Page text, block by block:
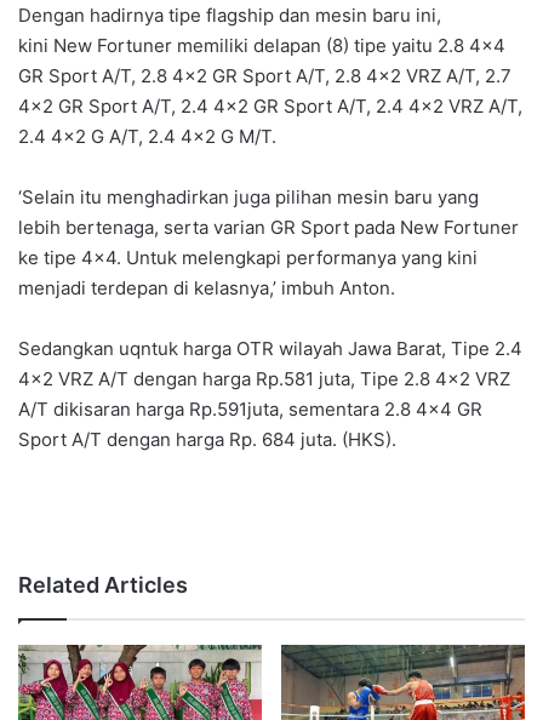
Dengan hadirnya tipe flagship dan mesin baru ini,
kini New Fortuner memiliki delapan (8) tipe yaitu 2.8 4×4
GR Sport A/T, 2.8 4×2 GR Sport A/T, 2.8 4×2 VRZ A/T, 2.7
4×2 GR Sport A/T, 2.4 4×2 GR Sport A/T, 2.4 4×2 VRZ A/T,
2.4 4×2 G A/T, 2.4 4×2 G M/T.
‘Selain itu menghadirkan juga pilihan mesin baru yang
lebih bertenaga, serta varian GR Sport pada New Fortuner
ke tipe 4×4. Untuk melengkapi performanya yang kini
menjadi terdepan di kelasnya,’ imbuh Anton.
Sedangkan uqntuk harga OTR wilayah Jawa Barat, Tipe 2.4
4×2 VRZ A/T dengan harga Rp.581 juta, Tipe 2.8 4×2 VRZ
A/T dikisaran harga Rp.591juta, sementara 2.8 4×4 GR
Sport A/T dengan harga Rp. 684 juta. (HKS).
Related Articles